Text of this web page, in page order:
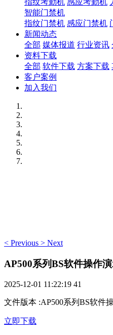
指纹考勤机 感应考勤机
智能门禁机
指纹门禁机 感应门禁机
新闻动态
全部 媒体报道 行业资讯
资料下载
全部 软件下载 方案下载
客户案例
加入我们
< Previous > Next
AP500系列BS软件操作
2025-12-01 11:22:19 41
文件版本 :AP500系列BS软件
立即下载